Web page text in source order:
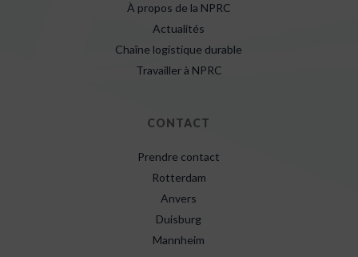
À propos de la NPRC
Actualités
Chaîne logistique durable
Travailler à NPRC
CONTACT
Prendre contact
Rotterdam
Anvers
Duisburg
Mannheim